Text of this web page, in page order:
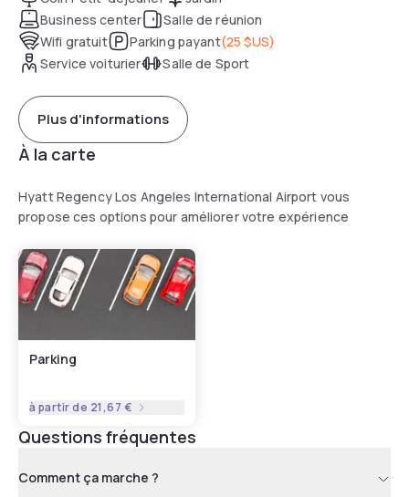
Business center
Salle de réunion
Wifi gratuit
Parking payant(25 $US)
Service voiturier
Salle de Sport
Plus d'informations
À la carte
Hyatt Regency Los Angeles International Airport vous
propose ces options pour améliorer votre expérience
Parking
à partir de 21,67 €
Questions fréquentes
Comment ça marche ?